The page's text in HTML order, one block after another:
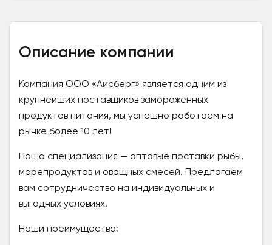
Описание компании
Компания ООО «Айсберг» является одним из
крупнейших поставщиков замороженных
продуктов питания, мы успешно работаем на
рынке более 10 лет!
Наша специализация — оптовые поставки рыбы,
морепродуктов и овощных смесей. Предлагаем
вам сотрудничество на индивидуальных и
выгодных условиях.
Наши преимущества: